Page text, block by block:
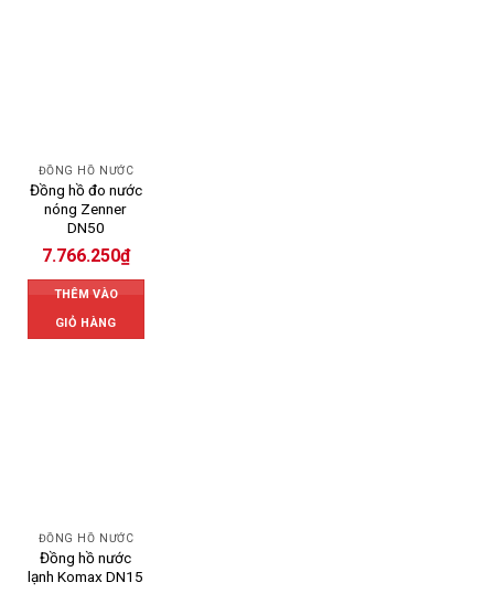
ĐỒNG HỒ NƯỚC
Đồng hồ đo nước
nóng Zenner
DN50
7.766.250₫
THÊM VÀO
GIỎ HÀNG
ĐỒNG HỒ NƯỚC
Đồng hồ nước
lạnh Komax DN15